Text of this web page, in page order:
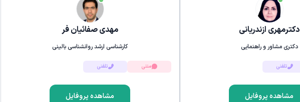
دکترمهری ازندریانی
دکتری مشاور و راهنمایی
تلفنی
مشاهده پروفایل
مهدی صفائیان فر
کارشناسی ارشد روانشناسی بالینی
متنی تلفنی
مشاهده پروفایل